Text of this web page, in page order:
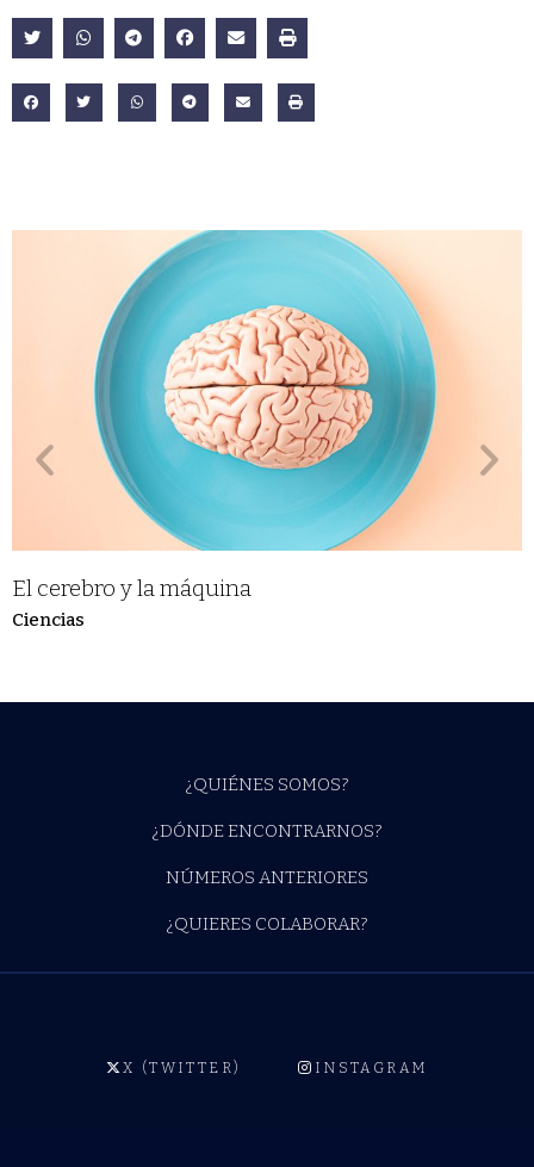
El cerebro y la máquina
Ciencias
¿QUIÉNES SOMOS?
¿DÓNDE ENCONTRARNOS?
NÚMEROS ANTERIORES
¿QUIERES COLABORAR?
X (TWITTER) INSTAGRAM